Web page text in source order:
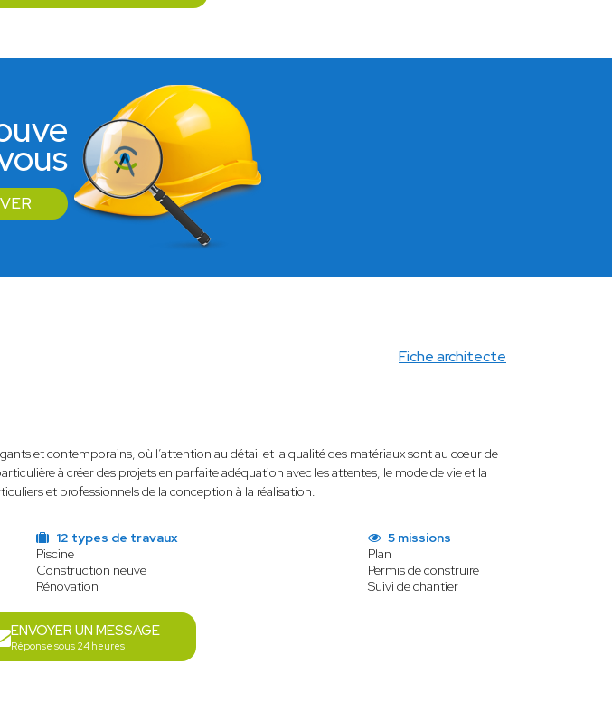
Fiche architecte
et contemporains, où l’attention au détail et la qualité des matériaux sont au cœur de
à créer des projets en parfaite adéquation avec les attentes, le mode de vie et la
et professionnels de la conception à la réalisation.
12 types de travaux
Piscine
Construction neuve
Rénovation
5 missions
Plan
Permis de construire
Suivi de chantier
ENVOYER UN MESSAGE
Réponse sous 24 heures